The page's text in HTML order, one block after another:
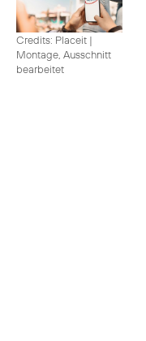
Credits: Placeit |
Montage, Ausschnitt
bearbeitet